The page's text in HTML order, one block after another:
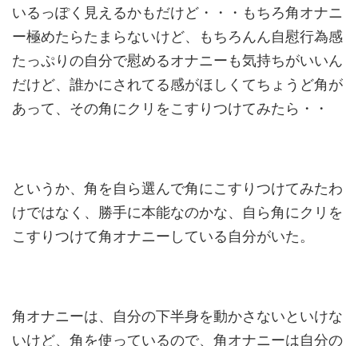
いるっぽく見えるかもだけど・・・もちろ角オナニ
ー極めたらたまらないけど、もちろんん自慰行為感
たっぷりの自分で慰めるオナニーも気持ちがいいん
だけど、誰かにされてる感がほしくてちょうど角が
あって、その角にクリをこすりつけてみたら・・
というか、角を自ら選んで角にこすりつけてみたわ
けではなく、勝手に本能なのかな、自ら角にクリを
こすりつけて角オナニーしている自分がいた。
角オナニーは、自分の下半身を動かさないといけな
いけど、角を使っているので、角オナニーは自分の